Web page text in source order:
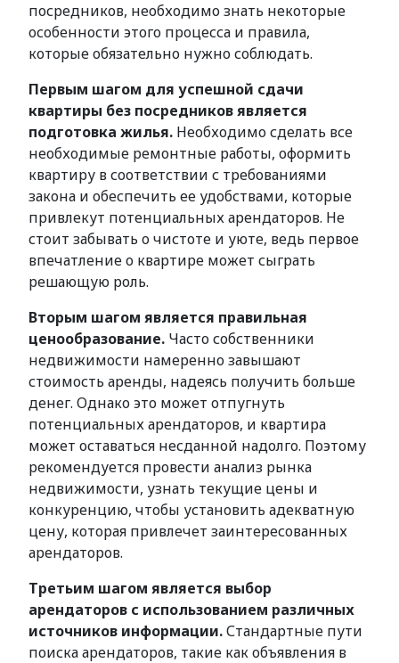
посредников, необходимо знать некоторые
особенности этого процесса и правила,
которые обязательно нужно соблюдать.
Первым шагом для успешной сдачи
квартиры без посредников является
подготовка жилья. Необходимо сделать все
необходимые ремонтные работы, оформить
квартиру в соответствии с требованиями
закона и обеспечить ее удобствами, которые
привлекут потенциальных арендаторов. Не
стоит забывать о чистоте и уюте, ведь первое
впечатление о квартире может сыграть
решающую роль.
Вторым шагом является правильная
ценообразование. Часто собственники
недвижимости намеренно завышают
стоимость аренды, надеясь получить больше
денег. Однако это может отпугнуть
потенциальных арендаторов, и квартира
может оставаться несданной надолго. Поэтому
рекомендуется провести анализ рынка
недвижимости, узнать текущие цены и
конкуренцию, чтобы установить адекватную
цену, которая привлечет заинтересованных
арендаторов.
Третьим шагом является выбор
арендаторов с использованием различных
источников информации.Стандартные пути
поиска арендаторов, такие как объявления в